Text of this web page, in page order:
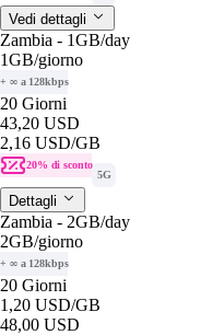
Vedi dettagli
Zambia - 1GB/day
1GB/giorno
+ ∞ a 128kbps
20 Giorni
43,20 USD
2,16 USD/GB
20% di sconto
5G
Dettagli
Zambia - 2GB/day
2GB/giorno
+ ∞ a 128kbps
20 Giorni
1,20 USD/GB
48,00 USD